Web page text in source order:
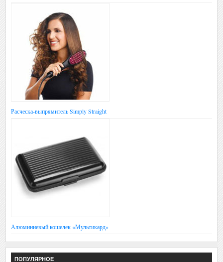
Расческа-выпрямитель Simply Straight
Алюминиевый кошелек «Мультикард»
ПОПУЛЯРНОЕ